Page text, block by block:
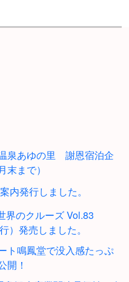
泉あゆの里 謝恩宿泊企
まで）
内発行しました。
界のクルーズ Vol.83
）発売しました。
ト鳴鳳堂で没入感たっぷ
開！